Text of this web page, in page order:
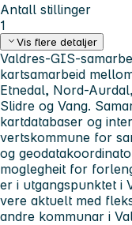
Antall stillinger
1
Vis flere detaljer
Valdres-GIS-
kartsamarbeid
Etnedal, Nord-
Slidre og Vang.
kartdatabaser og
vertskommune for
og
moglegheit for
er i utgangspunktet i
vere aktuelt med
andre kommunar i